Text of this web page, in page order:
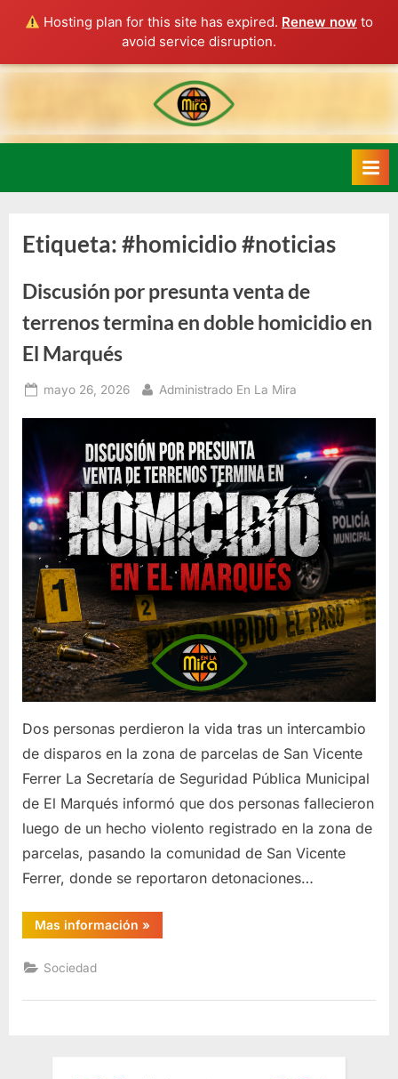
Hosting plan for this site has expired. Renew now to
avoid service disruption.
Skip
content
Etiqueta:#homicidio #noticias
Discusión por presunta venta de
terrenos termina en doble homicidio en
El Marqués
Posted
mayo 26, 2026 By
Administrado En La Mira
Dos personas perdieron la vida tras un intercambio
de disparos en la zona de parcelas de San Vicente
Ferrer La Secretaría de Seguridad Pública Municipal
de El Marqués informó que dos personas fallecieron
luego de un hecho violento registrado en la zona de
parcelas, pasando la comunidad de San Vicente
Ferrer, donde se reportaron detonaciones…
Mas información “Discusión
por
termina
»
Sociedad